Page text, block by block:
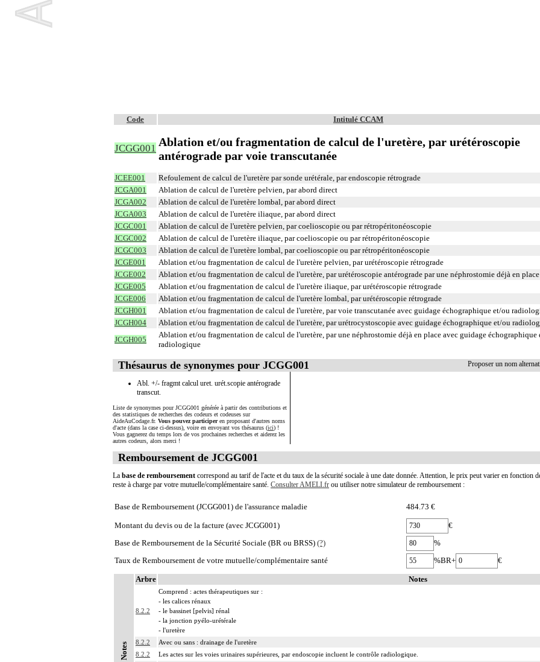
Code Intitulé CCAM
JCGG001 Ablation et/ou fragmentation de calcul de l'uretère, par urétéroscopie
antérograde par voie transcutanée
JCEE001 Refoulement de calcul de l'uretère par sonde urétérale, par endoscopie rétrograde
JCGA001 Ablation de calcul de l'uretère pelvien, par abord direct
JCGA002 Ablation de calcul de l'uretère lombal, par abord direct
JCGA003 Ablation de calcul de l'uretère iliaque, par abord direct
JCGC001 Ablation de calcul de l'uretère pelvien, par coelioscopie ou par rétropéritonéoscopie
JCGC002 Ablation de calcul de l'uretère iliaque, par coelioscopie ou par rétropéritonéoscopie
JCGC003 Ablation de calcul de l'uretère lombal, par coelioscopie ou par rétropéritonéoscopie
JCGE001 Ablation et/ou fragmentation de calcul de l'uretère pelvien, par urétéroscopie rétrograde
JCGE002 Ablation et/ou fragmentation de calcul de l'uretère, par urétéroscopie antérograde par une néphrostomie déjà en place
JCGE005 Ablation et/ou fragmentation de calcul de l'uretère iliaque, par urétéroscopie rétrograde
JCGE006 Ablation et/ou fragmentation de calcul de l'uretère lombal, par urétéroscopie rétrograde
JCGH001 Ablation et/ou fragmentation de calcul de l'uretère, par voie transcutanée avec guidage échographique et/ou
JCGH004 Ablation et/ou fragmentation de calcul de l'uretère, par urétrocystoscopie avec guidage échographique et/ou
JCGH005
Ablation et/ou fragmentation de calcul de l'uretère, par une néphrostomie déjà en place avec guidage échographique
radiologique
Proposer un nom
Thésaurus de synonymes pour JCGG001
Abl. +/- fragmt calcul uret. urét.scopie antérograde
transcut.
Liste de synonymes pour JCGG001 générée à partir des contributions et
des statistiques de recherches des codeurs et codeuses sur
AideAuCodage.fr. Vous pouvez participeren proposant d'autres noms
d'acte (dans la case ci-dessus), voire en envoyant vos thésaurus (ici) !
Vous gagnerez du temps lors de vos prochaines recherches et aiderez les
autres codeurs, alors merci !
Remboursement de JCGG001
La base de remboursement correspond au tarif de l'acte et du taux de la sécurité sociale à une date donnée. Attention, le prix peut varier en
reste à charge par votre mutuelle/complémentaire santé. Consulter AMELI.fr ou utiliser notre simulateur de remboursement :
Base de Remboursement (JCGG001) de l'assurance maladie 484.73 €
Montant du devis ou de la facture (avec JCGG001)
€
Base de Remboursement de la Sécurité Sociale (BR ou BRSS) (?)
%
Taux de Remboursement de votre mutuelle/complémentaire santé
%BR+ €
Notes
Arbre Notes
8.2.2
Comprend : actes thérapeutiques sur :
- les calices rénaux
- le bassinet [pelvis] rénal
- la jonction pyélo-urétérale
- l'uretère
8.2.2
Avec ou sans : drainage de l'uretère
8.2.2
Les actes sur les voies urinaires supérieures, par endoscopie incluent le contrôle radiologique.